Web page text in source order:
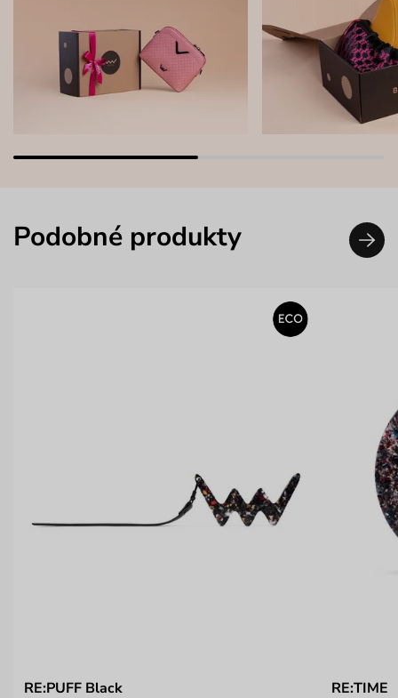
Podobné produkty
RE:PUFF Black RE:TIME